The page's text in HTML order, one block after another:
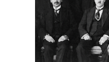
Toplum ve Yaşam
Sivil Toplum Kuruluşları